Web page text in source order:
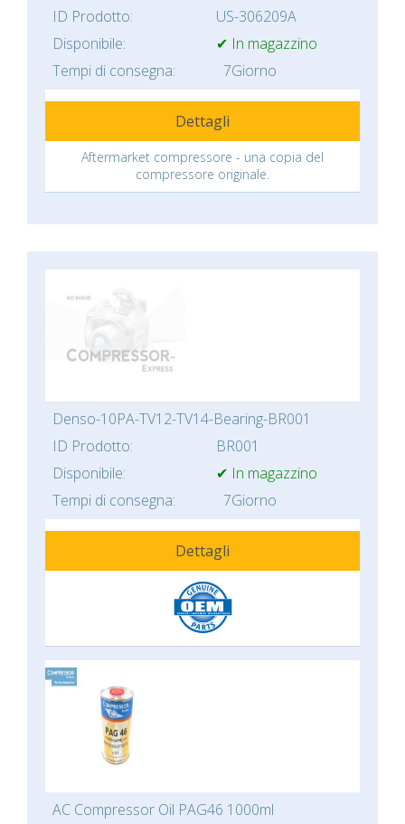
ID Prodotto:
US-306209A
Disponibile:
✔ In magazzino
Tempi di consegna:
7Giorno
Dettagli
Aftermarket compressore - una copia del
compressore originale.
Denso-10PA-TV12-TV14-Bearing-BR001
ID Prodotto:
BR001
Disponibile:
✔ In magazzino
Tempi di consegna:
7Giorno
Dettagli
AC Compressor Oil PAG46 1000ml